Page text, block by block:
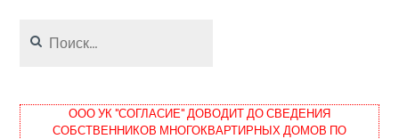
ООО УК "СОГЛАСИЕ" ДОВОДИТ ДО СВЕДЕНИЯ
СОБСТВЕННИКОВ МНОГОКВАРТИРНЫХ ДОМОВ ПО